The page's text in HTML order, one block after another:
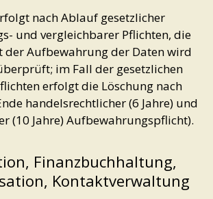
nach Ablauf gesetzlicher
und vergleichbarer Pflichten, die
der Aufbewahrung der Daten wird
im Fall der gesetzlichen
erfolgt die Löschung nach
handelsrechtlicher (6 Jahre) und
(10 Jahre) Aufbewahrungspflicht).
Finanzbuchhaltung,
Kontaktverwaltung